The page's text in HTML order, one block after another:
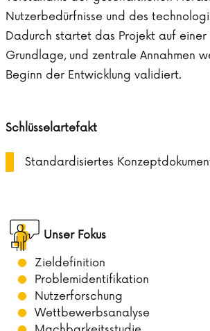
Nutzerbedürfnisse und des
Dadurch startet das Projekt auf einer
Grundlage, und zentrale Annahmen
Beginn der Entwicklung validiert.
Schlüsselartefakt
Standardisiertes
Unser Fokus
Zieldefinition
Problemidentifikation
Nutzerforschung
Wettbewerbsanalyse